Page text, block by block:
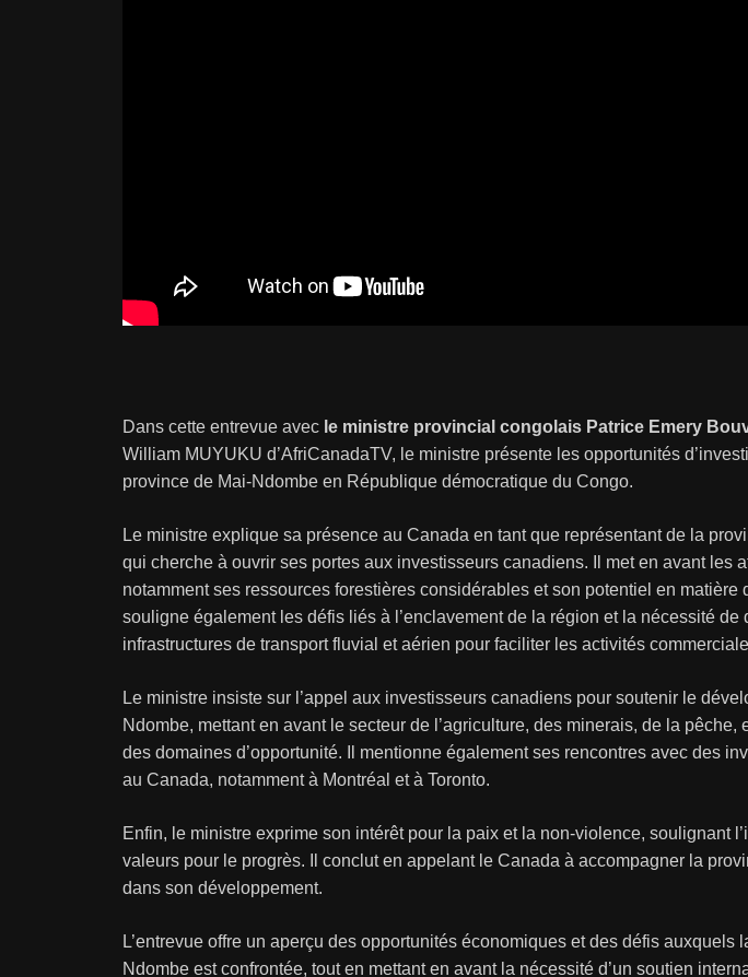
Dans cette entrevue avec le ministre provincial congolais Patrice Emery
William MUYUKU d’AfriCanadaTV, le ministre présente les opportunités
province de Mai-Ndombe en République démocratique du Congo.
Le ministre explique sa présence au Canada en tant que représentant de la
qui cherche à ouvrir ses portes aux investisseurs canadiens. Il met en avant les
notamment ses ressources forestières considérables et son potentiel en matière
souligne également les défis liés à l’enclavement de la région et la nécessité de
infrastructures de transport fluvial et aérien pour faciliter les activités
Le ministre insiste sur l’appel aux investisseurs canadiens pour soutenir le
Ndombe, mettant en avant le secteur de l’agriculture, des minerais, de la pêche,
des domaines d’opportunité. Il mentionne également ses rencontres avec des
au Canada, notamment à Montréal et à Toronto.
Enfin, le ministre exprime son intérêt pour la paix et la non-violence, soulignant
valeurs pour le progrès. Il conclut en appelant le Canada à accompagner la
dans son développement.
L’entrevue offre un aperçu des opportunités économiques et des défis auxquels
Ndombe est confrontée, tout en mettant en avant la nécessité d’un soutien